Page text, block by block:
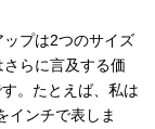
プは2つのサイズ
らに言及する価
。たとえば、私は
インチで表しま